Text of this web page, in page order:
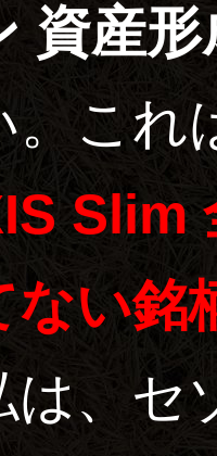
「セゾ
。これ
に上昇
ない銘
は、セ